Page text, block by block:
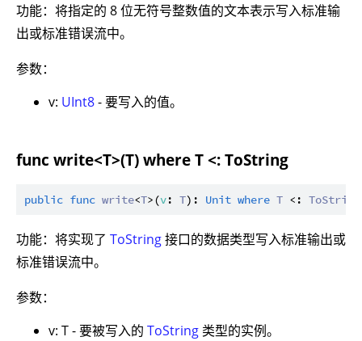
功能：将指定的 8 位无符号整数值的文本表示写入标准输
出或标准错误流中。
参数：
v: UInt8- 要写入的值。
func write<T>(T) where T <: ToString
public func write<T>(v: T): Unit where T <: ToString
功能：将实现了 ToString接口的数据类型写入标准输出或
标准错误流中。
参数：
v: T - 要被写入的 ToString 类型的实例。